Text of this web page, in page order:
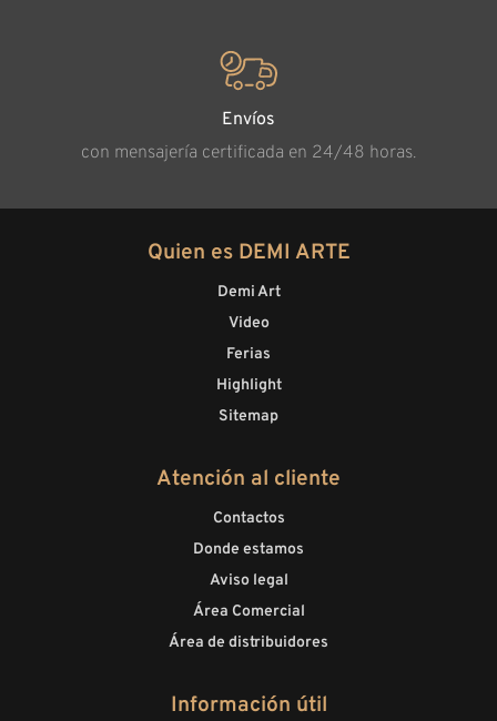
Envíos
con mensajería certificada en 24/48 horas.
Quien es DEMI ARTE
Demi Art
Video
Ferias
Highlight
Sitemap
Atención al cliente
Contactos
Donde estamos
Aviso legal
Área Comercial
Área de distribuidores
Información útil